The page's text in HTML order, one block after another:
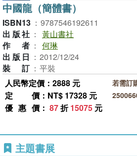
中國龍（簡體書）
ISBN13 ： 9787546192611
出版社 ： 黃山書社
作者 ： 何琳
出版日 ： 2012/12/24
裝訂 ： 平裝
人民幣定價：2888 元
定價 ：NT$ 17328 元
優惠價 ： 87折15075 元
若需訂
主題書展